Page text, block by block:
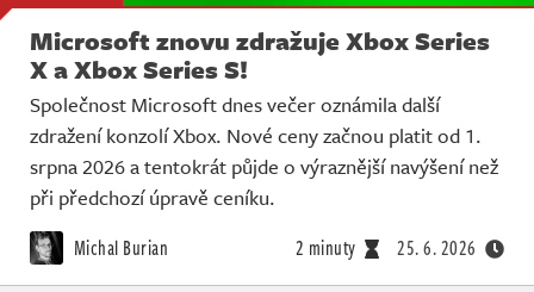
Databáze
Komunita
Redakce
Živě
Microsoft znovu zdražuje Xbox Series
X a Xbox Series S!
Společnost Microsoft dnes večer oznámila další
zdražení konzolí Xbox. Nové ceny začnou platit od 1.
srpna 2026 a tentokrát půjde o výraznější navýšení než
při předchozí úpravě ceníku.
Michal Burian 2 minuty 25. 6. 2026